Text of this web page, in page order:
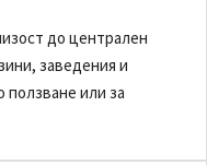
до централен
заведения и
или за